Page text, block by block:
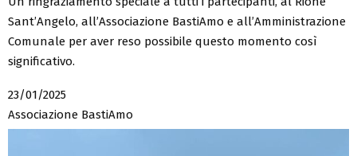
Sant’Angelo, all’Associazione BastiAmo e all’Amministrazione
Comunale per aver reso possibile questo momento così
significativo.
23/01/2025
Associazione BastiAmo